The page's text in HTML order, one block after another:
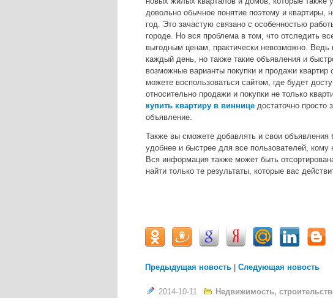
довольно обычное понятие поэтому и
год. Это зачастую связано с особенностью
городе. Но вся проблема в том, что отследить
выгодным ценам, практически невозможно.
каждый день, но также такие объявления и
возможные варианты покупки и продажи
можете воспользоваться сайтом, где будет
относительно продажи и покупки не только
купить квартиру в виннице достаточно просто
объявление.
Также вы сможете добавлять и свои объявления
удобнее и быстрее для все пользователей,
Вся информация также может быть
найти только те результаты, которые вас
Предыдущая новость Следующая новость
2014-10-11
Недвижимость,